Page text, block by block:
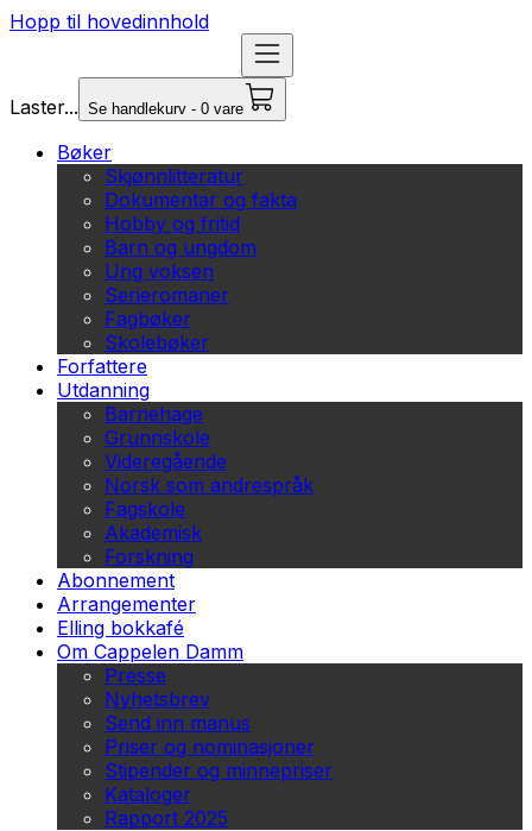
Hopp til hovedinnhold
Laster... Se handlekurv - 0 vare
Bøker
Skjønnlitteratur
Dokumentar og fakta
Hobby og fritid
Barn og ungdom
Ung voksen
Serieromaner
Fagbøker
Skolebøker
Forfattere
Utdanning
Barnehage
Grunnskole
Videregående
Norsk som andrespråk
Fagskole
Akademisk
Forskning
Abonnement
Arrangementer
Elling bokkafé
Om Cappelen Damm
Presse
Nyhetsbrev
Send inn manus
Priser og nominasjoner
Stipender og minnepriser
Kataloger
Rapport 2025